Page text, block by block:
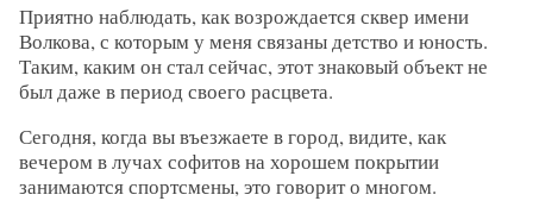
Приятно наблюдать, как возрождается сквер имени
Волкова, с которым у меня связаны детство и юность.
Таким, каким он стал сейчас, этот знаковый объект не
был даже в период своего расцвета.
Сегодня, когда вы въезжаете в город, видите, как
вечером в лучах софитов на хорошем покрытии
занимаются спортсмены, это говорит о многом.